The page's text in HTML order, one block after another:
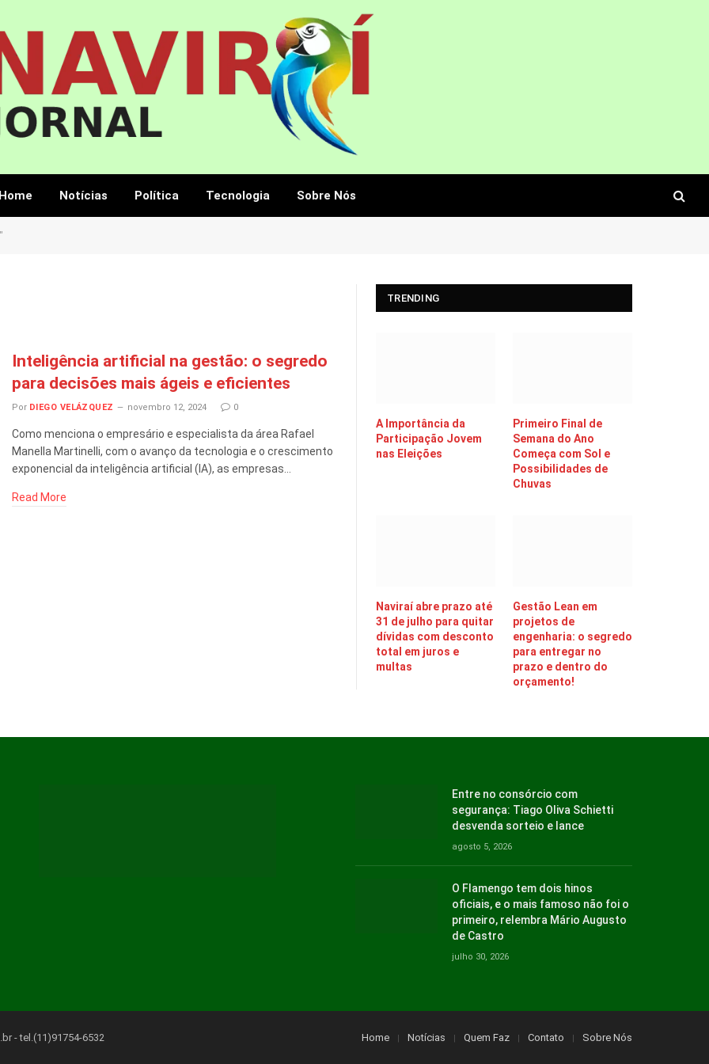
Home Notícias Política Tecnologia Sobre Nós
Inteligência artificial na gestão: o segredo
para decisões mais ágeis e eficientes
Por DIEGO VELÁZQUEZ novembro 12, 2024 0
Como menciona o empresário e especialista da área Rafael
Manella Martinelli, com o avanço da tecnologia e o crescimento
exponencial da inteligência artificial (IA), as empresas…
Read More
TRENDING
A Importância da
Participação Jovem
nas Eleições
Primeiro Final de
Semana do Ano
Começa com Sol e
Possibilidades de
Chuvas
Naviraí abre prazo até
31 de julho para quitar
dívidas com desconto
total em juros e
multas
Gestão Lean em
projetos de
engenharia: o segredo
para entregar no
prazo e dentro do
orçamento!
Entre no consórcio com
segurança: Tiago Oliva Schietti
desvenda sorteio e lance
agosto 5, 2026
O Flamengo tem dois hinos
oficiais, e o mais famoso não foi o
primeiro, relembra Mário Augusto
de Castro
julho 30, 2026
- tel.(11)91754-6532 Home Notícias Quem Faz Contato Sobre Nós